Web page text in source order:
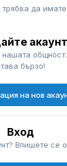
да
акаунт
общност.
бързо!
на нов
Вход
Впишете се